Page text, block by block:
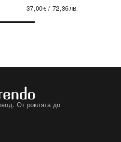
37,00€/ 72,36ЛВ.
От роклята до